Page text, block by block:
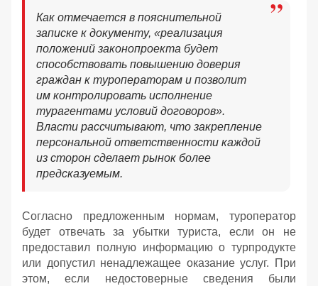
Как отмечается в пояснительной
записке к документу, «реализация
положений законопроекта будет
способствовать повышению доверия
граждан к туроператорам и позволит
им контролировать исполнение
турагентами условий договоров».
Власти рассчитывают, что закрепление
персональной ответственности каждой
из сторон сделает рынок более
предсказуемым.
Согласно предложенным нормам, туроператор
будет отвечать за убытки туриста, если он не
предоставил полную информацию о турпродукте
или допустил ненадлежащее оказание услуг. При
этом, если недостоверные сведения были